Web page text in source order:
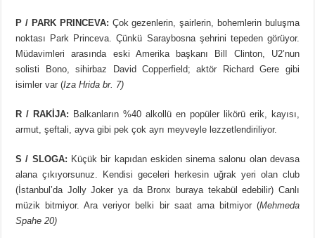
P / PARK PRINCEVA: Çok gezenlerin, şairlerin, bohemlerin buluşma
noktası Park Princeva. Çünkü Saraybosna şehrini tepeden görüyor.
Müdavimleri arasında eski Amerika başkanı Bill Clinton, U2’nun
solisti Bono, sihirbaz David Copperfield; aktör Richard Gere gibi
isimler var (Iza Hrida br. 7)
R / RAKİJA: Balkanların %40 alkollü en popüler likörü erik, kayısı,
armut, şeftali, ayva gibi pek çok ayrı meyveyle lezzetlendiriliyor.
S / SLOGA: Küçük bir kapıdan eskiden sinema salonu olan devasa
alana çıkıyorsunuz. Kendisi geceleri herkesin uğrak yeri olan club
(İstanbul’da Jolly Joker ya da Bronx buraya tekabül edebilir) Canlı
müzik bitmiyor. Ara veriyor belki bir saat ama bitmiyor (Mehmeda
Spahe 20)